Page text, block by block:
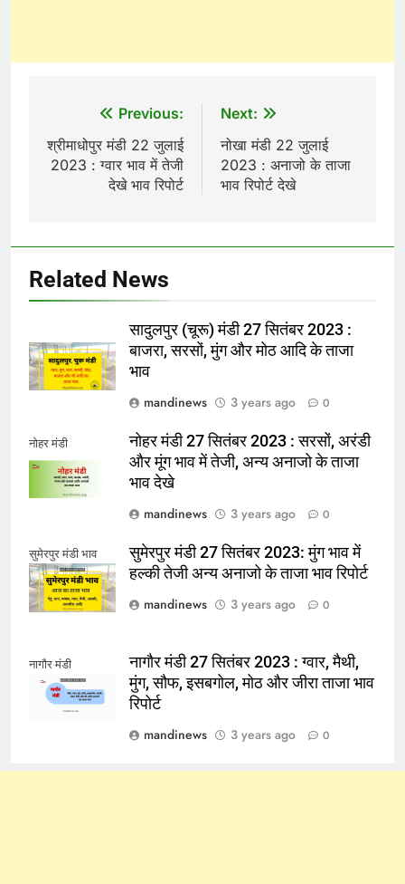
navigation
Previous:
श्रीमाधोपुर मंडी 22 जुलाई
2023 : ग्वार भाव में तेजी
देखे भाव रिपोर्ट
Next:
नोखा मंडी 22 जुलाई
2023 : अनाजो के ताजा
भाव रिपोर्ट देखे
Related News
सादुलपुर (चूरू) मंडी 27 सितंबर 2023 :
बाजरा, सरसों, मुंग और मोठ आदि के ताजा
भाव
mandinews
3 years ago 0
नोहर मंडी
नोहर मंडी 27 सितंबर 2023 : सरसों, अरंडी
और मूंग भाव में तेजी, अन्य अनाजो के ताजा
भाव देखे
mandinews
3 years ago 0
सुमेरपुर मंडी भाव
सुमेरपुर मंडी 27 सितंबर 2023: मुंग भाव में
हल्की तेजी अन्य अनाजो के ताजा भाव रिपोर्ट
mandinews
3 years ago 0
नागौर मंडी
नागौर मंडी 27 सितंबर 2023 : ग्वार, मैथी,
मुंग, सौफ, इसबगोल, मोठ और जीरा ताजा भाव
रिपोर्ट
mandinews
3 years ago 0